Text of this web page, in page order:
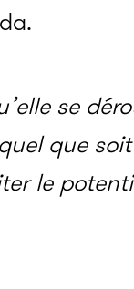
se
que
le